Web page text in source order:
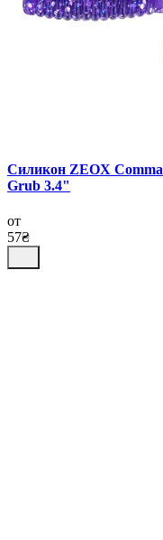
Силикон ZEOX Сomma
Grub 3.4"
от
57₴